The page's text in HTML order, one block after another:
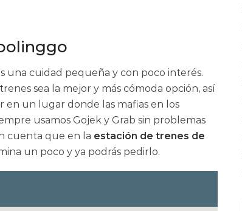
una cuidad pequeña y con poco interés.
sea la mejor y más cómoda opción, así
un lugar donde las mafias en los
usamos Gojek y Grab sin problemas
cuenta que en la estación de trenes de
un poco y ya podrás pedirlo.